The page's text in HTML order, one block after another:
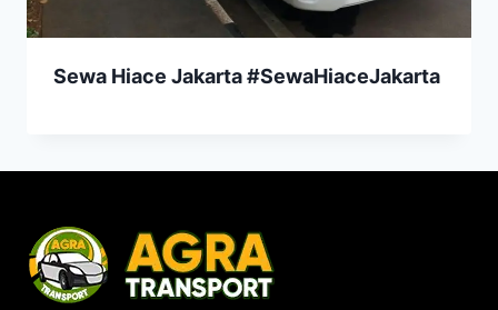
Sewa Hiace Jakarta #SewaHiaceJakarta